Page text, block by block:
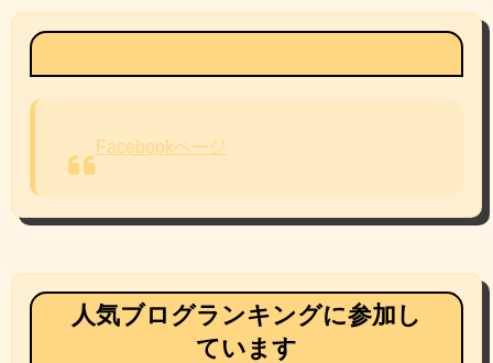
Facebookページ
人気ブログランキングに参加し
ています